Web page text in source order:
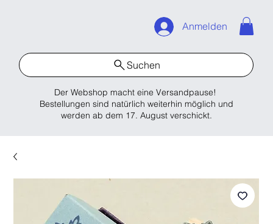
Der Webshop macht eine Versandpause!
Bestellungen sind natürlich weiterhin möglich und
werden ab dem 17. August verschickt.
Suchen
Anmelden